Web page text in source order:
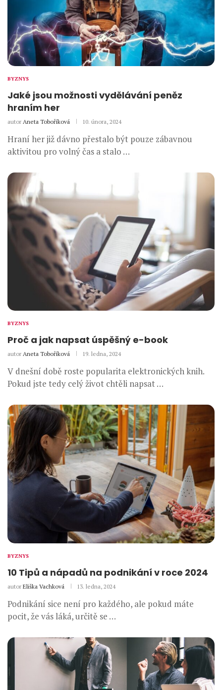
BYZNYS
Jaké jsou možnosti vydělávání peněz
hraním her
autor Aneta Toboříková 10. února, 2024
Hraní her již dávno přestalo být pouze zábavnou
aktivitou pro volný čas a stalo …
BYZNYS
Proč a jak napsat úspěšný e-book
autor Aneta Toboříková 19. ledna, 2024
V dnešní době roste popularita elektronických knih.
Pokud jste tedy celý život chtěli napsat …
BYZNYS
10 Tipů a nápadů na podnikání v roce 2024
autor Eliška Vachková 13. ledna, 2024
Podnikání sice není pro každého, ale pokud máte
pocit, že vás láká, určitě se …